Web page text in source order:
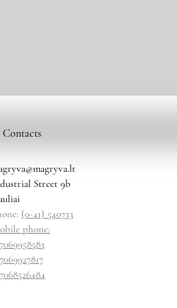
Contacts
Street 9b
(0-41) 540733
phone: